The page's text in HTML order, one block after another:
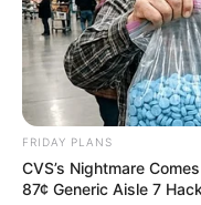
FRIDAY PLANS
CVS’s Nightmare
87¢ Generic Aisle 7 Hack